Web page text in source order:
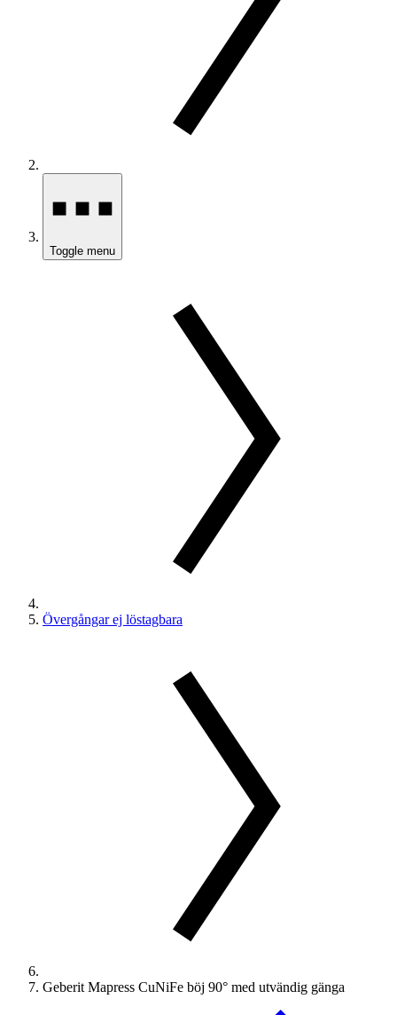
Toggle menu
Övergångar ej löstagbara
Geberit Mapress CuNiFe böj 90° med utvändig gänga